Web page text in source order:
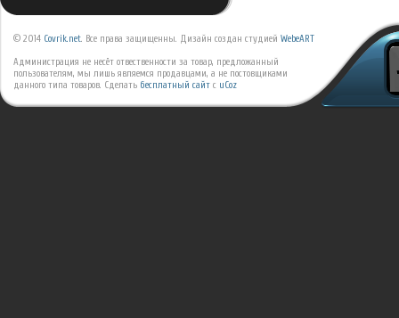
© 2014 Covrik.net. Все права защищенны. Дизайн создан студией WebeART
Администрация не несёт отвественности за товар, предложанный
пользователям, мы лишь являемся продавцами, а не постовщиками
данного типа товаров. Сделать бесплатный сайт с uCoz